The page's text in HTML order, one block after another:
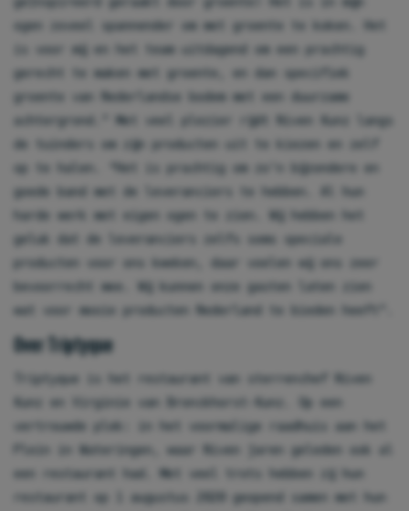
ogen zoveel spannender om met groente te koken. Het
is voor mij en het team uitdagend om een prachtig
gerecht te maken met groente, en dan specifiek
groente van Nederlandse bodem met een duurzame
achtergrond.” Met veel plezier rijdt Niven Kunz langs
de tuinders om zijn producten uit te kiezen en zelf
op te halen. “Het is prachtig om zo’n bijzondere en
goede band met de leveranciers te hebben. Al hun
harde werk met eigen ogen te zien. Wij hebben het
geluk dat de leveranciers zelfs soms speciale
producten voor ons kweken, daar voelen wij ons zeer
bevoorrecht mee. Wij kunnen onze gasten laten zien
wat voor mooie producten Nederland te bieden heeft”.
Over Triptyque
Triptyque is het restaurant van sterrenchef Niven
Kunz en Virginie van Bronckhorst-Kunz. Op een
vertrouwde plek: in het voormalige raadhuis aan het
Plein in Wateringen, waar Niven jaren geleden ook al
een restaurant had. Met veel trots hebben zij hun
restaurant op 1 augustus 2020 geopend samen met hun